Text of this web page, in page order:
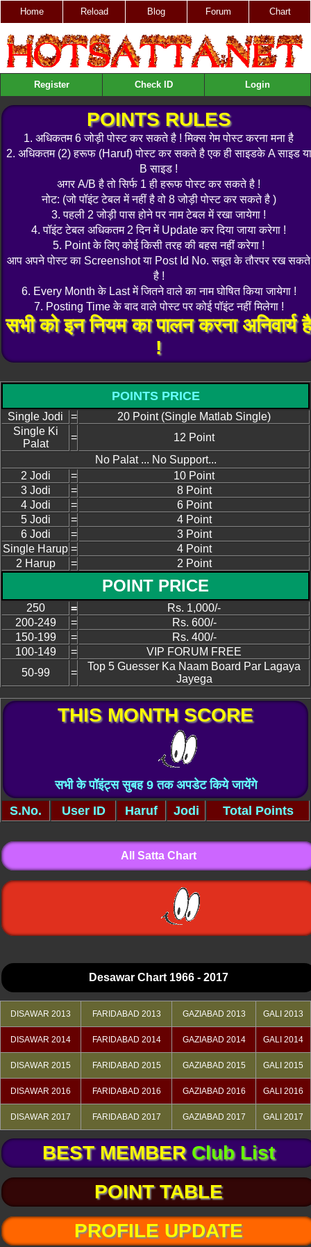
Home Reload Blog Forum Chart
Register Check ID Login
POINTS RULES
1. अधिकतम 6 जोड़ी पोस्ट कर सकते है ! मिक्स गेम पोस्ट करना मना है
2. अधिकतम (2) हरूफ (Haruf) पोस्ट कर सकते है एक ही साइडके A साइड या
B साइड !
अगर A/B है तो सिर्फ 1 ही हरूफ पोस्ट कर सकते है !
नोट: (जो पॉइंट टेबल में नहीं है वो 8 जोड़ी पोस्ट कर सकते है )
3. पहली 2 जोड़ी पास होने पर नाम टेबल में रखा जायेगा !
4. पॉइंट टेबल अधिकतम 2 दिन में Update कर दिया जाया करेगा !
5. Point के लिए कोई किसी तरह की बहस नहीं करेगा !
आप अपने पोस्ट का Screenshot या Post Id No. सबूत के तौरपर रख सकते
है !
6. Every Month के Last में जितने वाले का नाम घोषित किया जायेगा !
7. Posting Time के बाद वाले पोस्ट पर कोई पॉइंट नहीं मिलेगा !
सभी को इन नियम का पालन करना अनिवार्य
!
POINTS PRICE
Single Jodi =
20 Point (Single Matlab Single)
Single Ki
Palat
=
12 Point
No Palat ... No Support...
2 Jodi
=
10 Point
3 Jodi
=
8 Point
4 Jodi
=
6 Point
5 Jodi
=
4 Point
6 Jodi
=
3 Point
Single Harup =
4 Point
2 Harup
= 2 Point
POINT PRICE
250 =
Rs. 1,000/-
200-249
=
Rs. 600/-
150-199
=
Rs. 400/-
100-149
=
VIP FORUM FREE
50-99
=
Top 5 Guesser Ka Naam Board Par Lagaya
Jayega
THIS MONTH SCORE
सभी के पॉइंट्स सुबह 9 तक अपडेट किये जायेंगे
S.No.
User ID Haruf Jodi Total Points
All Satta Chart
Desawar Chart 1966 - 2017
DISAWAR 2013 FARIDABAD 2013 GAZIABAD 2013 GALI 2013
DISAWAR 2014 FARIDABAD 2014 GAZIABAD 2014 GALI 2014
DISAWAR 2015 FARIDABAD 2015 GAZIABAD 2015 GALI 2015
DISAWAR 2016 FARIDABAD 2016 GAZIABAD 2016 GALI 2016
DISAWAR 2017 FARIDABAD 2017 GAZIABAD 2017 GALI 2017
BEST MEMBER Club List
POINT TABLE
PROFILE UPDATE